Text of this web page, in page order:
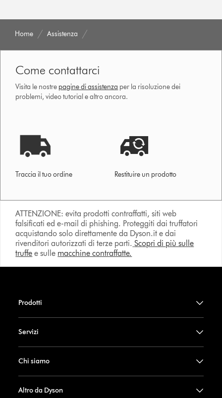
Home Assistenza
Come contattarci
Visita le nostre pagine di assistenza per la risoluzione dei
problemi, video tutorial e altro ancora.
Traccia il tuo ordine Restituire un prodotto
ATTENZIONE: evita prodotti contraffatti, siti web
falsificati ed e-mail di phishing. Proteggiti dai truffatori
acquistando solo direttamente da Dyson.it e dai
rivenditori autorizzati di terze parti. Scopri di più sulle
truffe e sulle macchine contraffatte.
Prodotti
Servizi
Chi siamo
Altro da Dyson